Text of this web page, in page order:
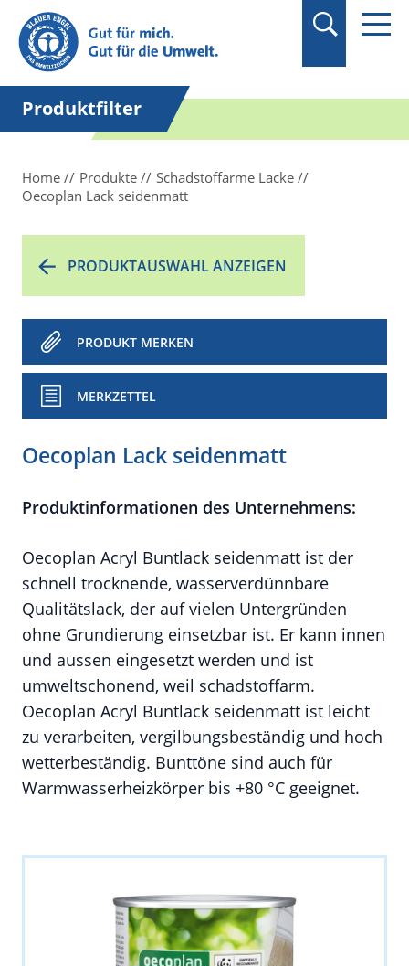
Suchbegriff in
Anführungszeichen
setzen.
Produktfilter
Home Produkte
Schadstoffarme Lacke
Oecoplan Lack seidenmatt
PRODUKTAUSWAHL ANZEIGEN
PRODUKT MERKEN
MERKZETTEL
Oecoplan Lack seidenmatt
Produktinformationen des Unternehmens:
Oecoplan Acryl Buntlack seidenmatt ist der
schnell trocknende, wasserverdünnbare
Qualitätslack, der auf vielen Untergründen
ohne Grundierung einsetzbar ist. Er kann innen
und aussen eingesetzt werden und ist
umweltschonend, weil schadstoffarm.
Oecoplan Acryl Buntlack seidenmatt ist leicht
zu verarbeiten, vergilbungsbeständig und hoch
wetterbeständig. Bunttöne sind auch für
Warmwasserheizkörper bis +80 °C geeignet.